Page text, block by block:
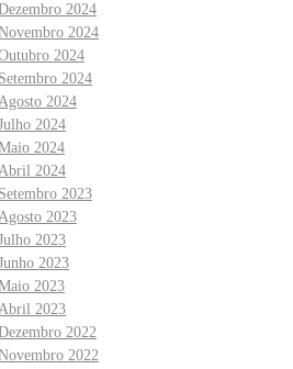
2024
2024
2024
Setembro 2024
2024
2024
2024
2024
Setembro 2023
2023
2023
2023
2023
2023
2022
2022